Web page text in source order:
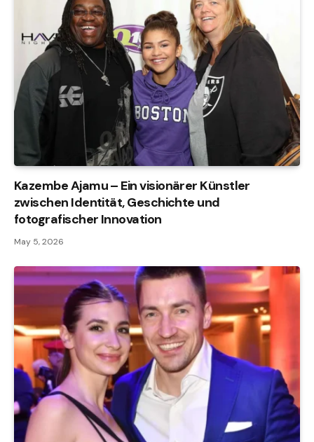
Kazembe Ajamu – Ein visionärer Künstler
zwischen Identität, Geschichte und
fotografischer Innovation
May 5, 2026